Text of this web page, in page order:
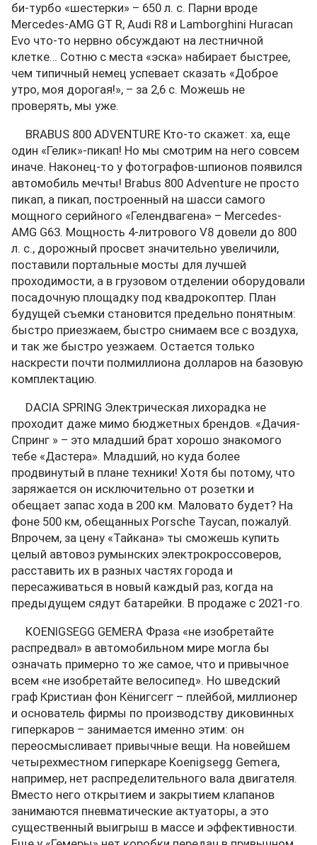
би-турбо «шестерки» – 650 л. с. Парни вроде
Mercedes-AMG GT R, Audi R8 и Lamborghini Huracan
Evo что-то нервно обсуждают на лестничной
клетке… Сотню с места «эска» набирает быстрее,
чем типичный немец успевает сказать «Доброе
утро, моя дорогая!», – за 2,6 с. Можешь не
проверять, мы уже.
BRABUS 800 ADVENTURE Кто-то скажет: ха, еще
один «Гелик»-пикап! Но мы смотрим на него совсем
иначе. Наконец-то у фотографов-шпионов появился
автомобиль мечты! Brabus 800 Adventure не просто
пикап, а пикап, построенный на шасси самого
мощного серийного «Гелендвагена» – Mercedes-
AMG G63. Мощность 4-литрового V8 довели до 800
л. с., дорожный просвет значительно увеличили,
поставили портальные мосты для лучшей
проходимости, а в грузовом отделении оборудовали
посадочную площадку под квадрокоптер. План
будущей съемки становится предельно понятным:
быстро приезжаем, быстро снимаем все с воздуха,
и так же быстро уезжаем. Остается только
наскрести почти полмиллиона долларов на базовую
комплектацию.
DACIA SPRING Электрическая лихорадка не
проходит даже мимо бюджетных брендов. «Дачия-
Спринг » – это младший брат хорошо знакомого
тебе «Дастера». Младший, но куда более
продвинутый в плане техники! Хотя бы потому, что
заряжается он исключительно от розетки и
обещает запас хода в 200 км. Маловато будет? На
фоне 500 км, обещанных Porsche Taycan, пожалуй.
Впрочем, за цену «Тайкана» ты сможешь купить
целый автовоз румынских электрокроссоверов,
расставить их в разных частях города и
пересаживаться в новый каждый раз, когда на
предыдущем сядут батарейки. В продаже с 2021-го.
KOENIGSEGG GEMERA Фраза «не изобретайте
распредвал» в автомобильном мире могла бы
означать примерно то же самое, что и привычное
всем «не изобретайте велосипед». Но шведский
граф Кристиан фон Кёнигсегг – плейбой, миллионер
и основатель фирмы по производству диковинных
гиперкаров – занимается именно этим: он
переосмысливает привычные вещи. На новейшем
четырехместном гиперкаре Koenigsegg Gemera,
например, нет распределительного вала двигателя.
Вместо него открытием и закрытием клапанов
занимаются пневматические актуаторы, а это
существенный выигрыш в массе и эффективности.